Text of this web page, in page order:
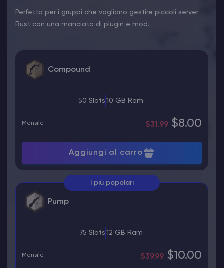
Perfetto per i gruppi che vogliono gestire piccoli server
Rust con una manciata di plugin e mod.
Compound
50 Slots 10 GB Ram
Mensile $31.99 $8.00
Aggiungi al carro
I più popolari
Pump
75 Slots 12 GB Ram
Mensile $39.99 $10.00